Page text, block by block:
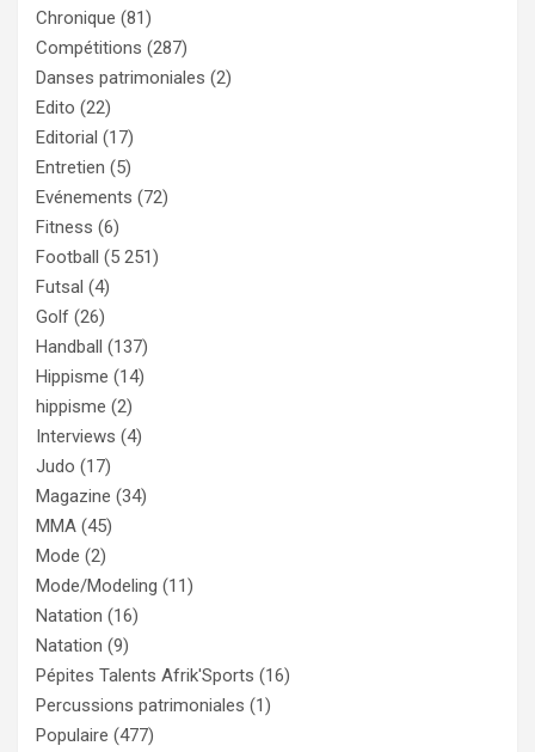
Chronique (81)
Compétitions (287)
Danses patrimoniales (2)
Edito (22)
Editorial (17)
Entretien (5)
Evénements (72)
Fitness (6)
Football (5 251)
Futsal (4)
Golf (26)
Handball (137)
Hippisme (14)
hippisme (2)
Interviews (4)
Judo (17)
Magazine (34)
MMA (45)
Mode (2)
Mode/Modeling (11)
Natation (16)
Natation (9)
Pépites Talents Afrik'Sports (16)
Percussions patrimoniales (1)
Populaire (477)